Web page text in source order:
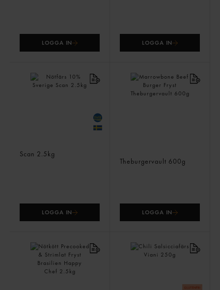
LOGGA IN LOGGA IN
Scan 2.5kg
LOGGA IN
Theburgervault 600g
LOGGA IN